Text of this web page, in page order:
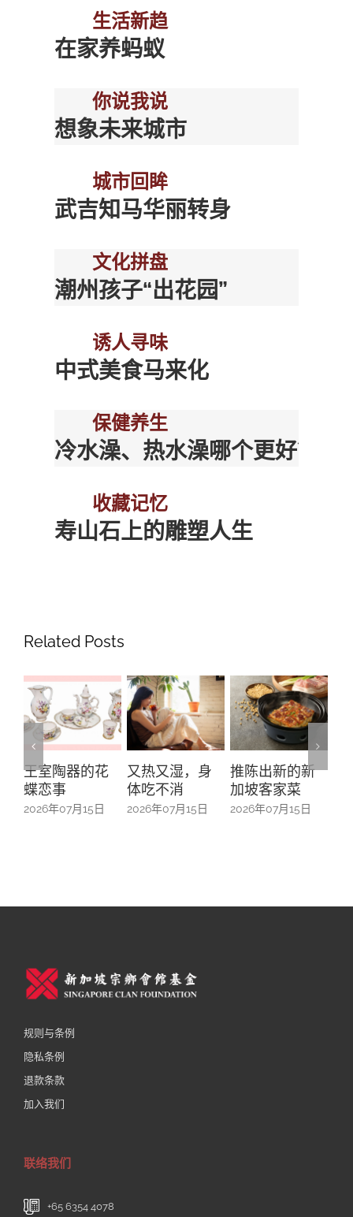
生活新趋
在家养蚂蚁
你说我说
想象未来城市
城市回眸
武吉知马华丽转身
文化拼盘
潮州孩子“出花园”
诱人寻味
中式美食马来化
保健养生
冷水澡、热水澡哪个更好？
收藏记忆
寿山石上的雕塑人生
Related Posts
王室陶器的花
蝶恋事
2026年07月15日
又热又湿，身
体吃不消
2026年07月15日
推陈出新的新
加坡客家菜
2026年07月15日
规则与条例
隐私条例
退款条款
加入我们
联络我们
+65 6354 4078